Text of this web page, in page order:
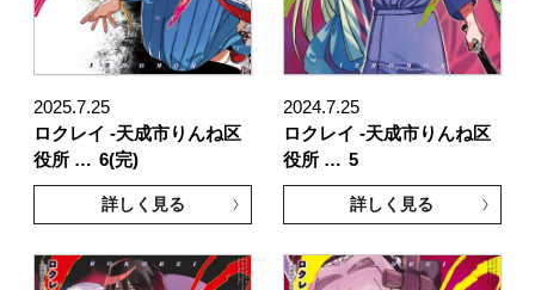
2025.7.25
ロクレイ -天成市りんね区
役所 … 6(完)
詳しく見る
2024.7.25
ロクレイ -天成市りんね区
役所 … 5
詳しく見る